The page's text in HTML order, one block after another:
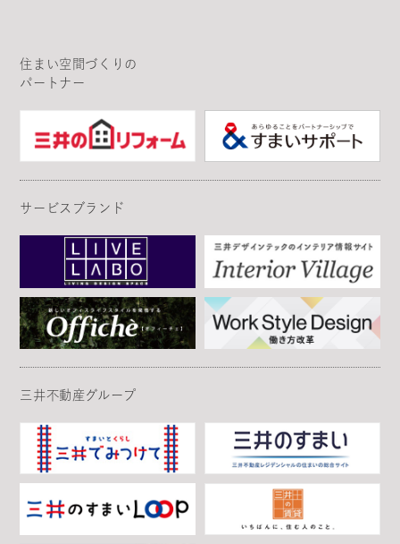
住まい空間づくりの
パートナー
サービスブランド
三井不動産グループ